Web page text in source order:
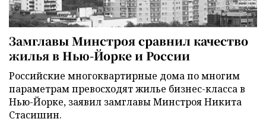
Замглавы Минстроя сравнил качество
жилья в Нью-Йорке и России
Российские многоквартирные дома по многим
параметрам превосходят жилье бизнес-класса в
Нью-Йорке, заявил замглавы Минстроя Никита
Стасишин.